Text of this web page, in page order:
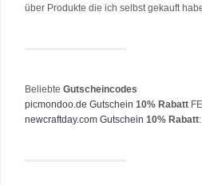
über Produkte die ich selbst gekauft
Beliebte Gutscheincodes
picmondoo.de Gutschein 10% Rabatt
newcraftday.com Gutschein 10% Rabatt